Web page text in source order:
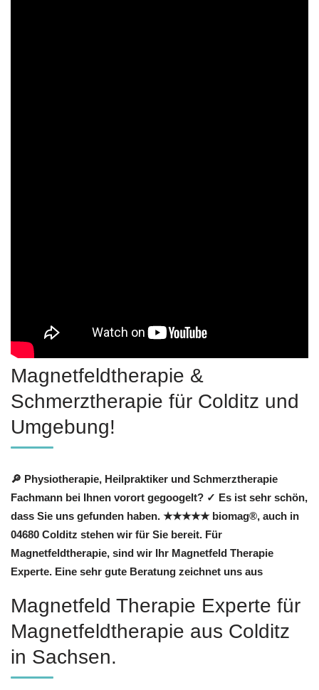
Magnetfeldtherapie &
Schmerztherapie für Colditz und
Umgebung!
🔎 Physiotherapie, Heilpraktiker und Schmerztherapie
Fachmann bei Ihnen vorort gegoogelt? ✓ Es ist sehr schön,
dass Sie uns gefunden haben. ★★★★★ biomag®, auch in
04680 Colditz stehen wir für Sie bereit. Für
Magnetfeldtherapie, sind wir Ihr Magnetfeld Therapie
Experte. Eine sehr gute Beratung zeichnet uns aus
Magnetfeld Therapie Experte für
Magnetfeldtherapie aus Colditz
in Sachsen.